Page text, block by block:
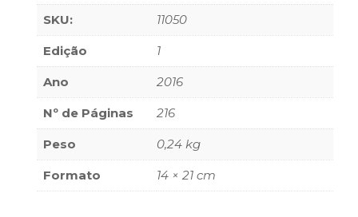
Treinamento
e
RH
Turismo
(1)
Vida
Prática
(32)
SKU: 11050
Edição 1
Ano 2016
Nº de Páginas 216
Peso 0,24 kg
Formato 14 × 21 cm